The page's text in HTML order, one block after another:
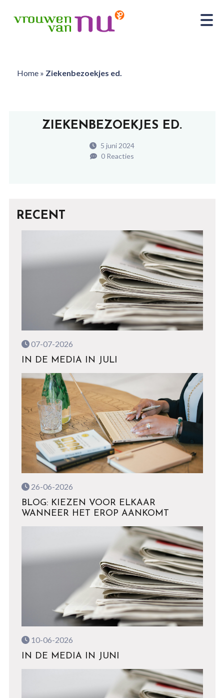
Home» Ziekenbezoekjes ed.
ZIEKENBEZOEKJES ED.
5 juni 2024
0 Reacties
RECENT
07-07-2026
IN DE MEDIA IN JULI
26-06-2026
BLOG: KIEZEN VOOR ELKAAR
WANNEER HET EROP AANKOMT
10-06-2026
IN DE MEDIA IN JUNI